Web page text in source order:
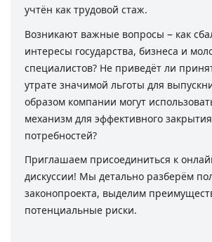
учтён как трудовой стаж.
Возникают важные вопросы – как
интересы государства, бизнеса и
специалистов? Не приведёт ли
утрате значимой льготы для
образом компании могут
механизм для эффективного
потребностей?
Приглашаем присоединиться к
дискуссии! Мы детально разберём
законопроекта, выделим
потенциальные риски.